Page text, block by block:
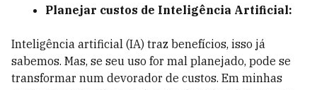
Planejar custos de Inteligência Artificial:
Inteligência artificial (IA) traz benefícios, isso já
sabemos. Mas, se seu uso for mal planejado, pode se
transformar num devorador de custos. Em minhas